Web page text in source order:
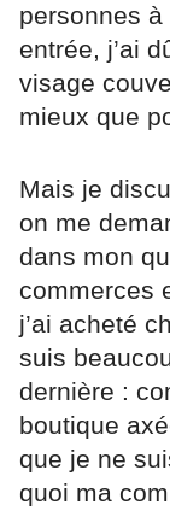
personnes
entrée, j’ai
visage
mieux que
Mais je
on me
dans mon
commerces
j’ai acheté
suis
dernière :
boutique
que je ne
quoi ma